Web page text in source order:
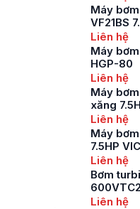
Máy
VF21BS
Liên hệ
Máy
HGP-80
Liên hệ
Máy
xăng
Liên hệ
Máy
7.5HP
Liên hệ
Bơm
Liên hệ